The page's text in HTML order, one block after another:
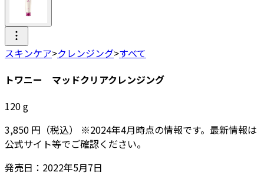
スキンケア>クレンジング>すべて
トワニー マッドクリアクレンジング
120g
3,850 円 （税込） ※2024年4月時点の情報です。最新情報は
公式サイト等でご確認ください。
発売日： 2022年5月7日